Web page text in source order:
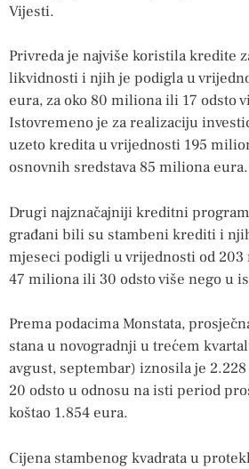
Vijesti.
Privreda je najviše koristila kredite
likvidnosti i njih je podigla u
eura, za oko 80 miliona ili 17 odsto
Istovremeno je za realizaciju
uzeto kredita u vrijednosti 195
osnovnih sredstava 85 miliona eura.
Drugi najznačajniji kreditni
građani bili su stambeni krediti i
mjeseci podigli u vrijednosti od 203
47 miliona ili 30 odsto više nego u
Prema podacima Monstata,
stana u novogradnji u trećem
avgust, septembar) iznosila je
20 odsto u odnosu na isti period
koštao 1.854 eura.
Cijena stambenog kvadrata u